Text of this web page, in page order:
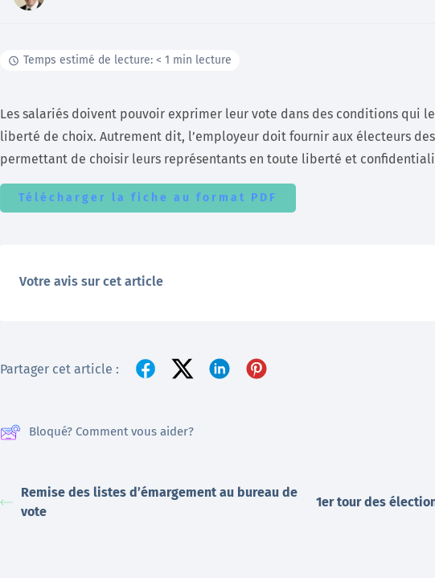
En savoir +
Temps estimé de lecture: < 1 min lecture
Les salariés doivent pouvoir exprimer leur vote dans des conditions qui
liberté de choix. Autrement dit, l’employeur doit fournir aux électeurs
permettant de choisir leurs représentants en toute liberté et
Télécharger la fiche au format PDF
Votre avis sur cet article
Partager cet article :
Bloqué? Comment vous aider?
Remise des listes d’émargement au bureau de
vote
1er tour des